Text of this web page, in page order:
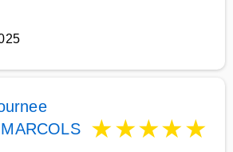
MARCOLS
★★★★★